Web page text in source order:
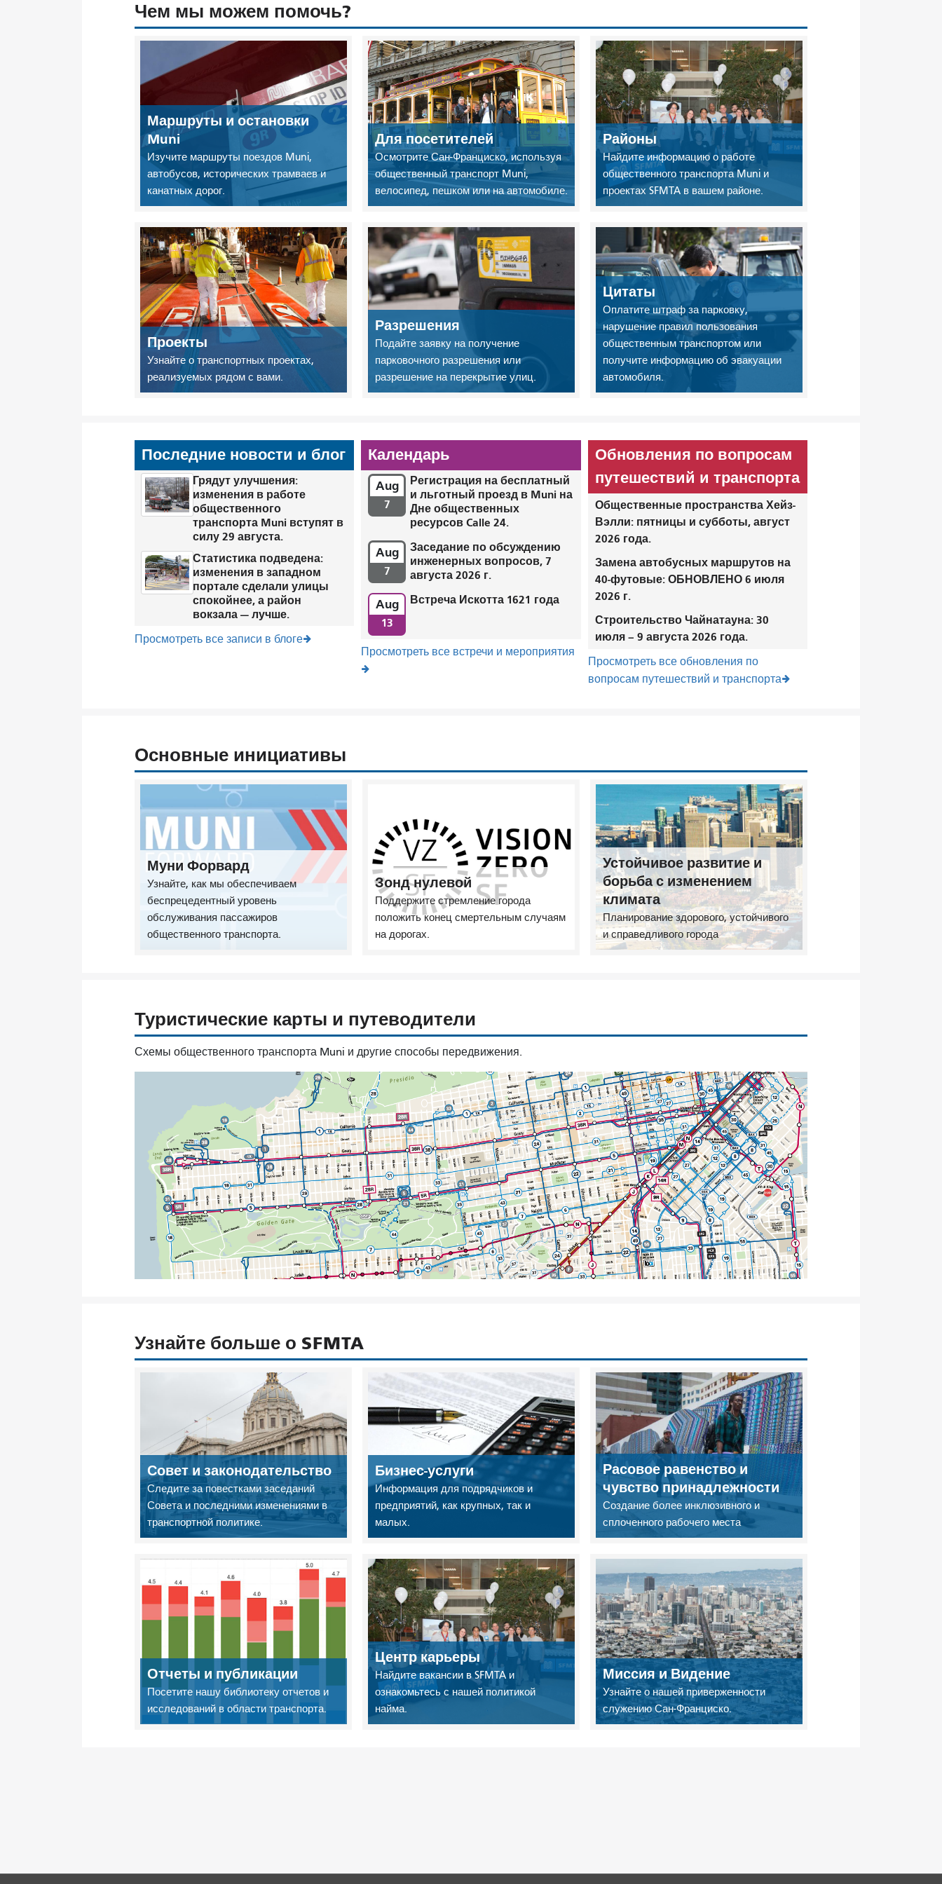
Чем мы можем помочь?
Маршруты и остановки
Muni
Изучите маршруты поездов Muni,
автобусов, исторических трамваев и
канатных дорог.
Для посетителей
Осмотрите Сан-Франциско, используя
общественный транспорт Muni,
велосипед, пешком или на автомобиле.
Районы
Найдите информацию о работе
общественного транспорта Muni и
проектах SFMTA в вашем районе.
Проекты
Узнайте о транспортных проектах,
реализуемых рядом с вами.
Разрешения
Подайте заявку на получение
парковочного разрешения или
разрешение на перекрытие улиц.
Цитаты
Оплатите штраф за парковку,
нарушение правил пользования
общественным транспортом или
получите информацию об эвакуации
автомобиля.
Последние новости и блог
Грядут улучшения:
изменения в работе
общественного
транспорта Muni вступят в
силу 29 августа.
Статистика подведена:
изменения в западном
портале сделали улицы
спокойнее, а район
вокзала — лучше.
Просмотреть все записи в блоге
Календарь
Aug
7
Регистрация на бесплатный
и льготный проезд в Muni на
Дне общественных
ресурсов Calle 24.
Aug
7
Заседание по обсуждению
инженерных вопросов, 7
августа 2026 г.
Aug
13
Встреча Искотта 1621 года
Просмотреть все встречи и мероприятия
Обновления по вопросам
путешествий и транспорта
Общественные пространства Хейз-
Вэлли: пятницы и субботы, август
2026 года.
Замена автобусных маршрутов на
40-футовые: ОБНОВЛЕНО 6 июля
2026 г.
Строительство Чайнатауна: 30
июля – 9 августа 2026 года.
Просмотреть все обновления по
вопросам путешествий и транспорта
Основные инициативы
Муни Форвард
Узнайте, как мы обеспечиваем
беспрецедентный уровень
обслуживания пассажиров
общественного транспорта.
Зонд нулевой
Поддержите стремление города
положить конец смертельным случаям
на дорогах.
Устойчивое развитие и
борьба с изменением
климата
Планирование здорового, устойчивого
и справедливого города
Туристические карты и путеводители
Схемы общественного транспорта Muni и другие способы передвижения.
Узнайте больше о SFMTA
Совет и законодательство
Следите за повестками заседаний
Совета и последними изменениями в
транспортной политике.
Бизнес-услуги
Информация для подрядчиков и
предприятий, как крупных, так и
малых.
Расовое равенство и
чувство принадлежности
Создание более инклюзивного и
сплоченного рабочего места
Отчеты и публикации
Посетите нашу библиотеку отчетов и
исследований в области транспорта.
Центр карьеры
Найдите вакансии в SFMTA и
ознакомьтесь с нашей политикой
найма.
Миссия и Видение
Узнайте о нашей приверженности
служению Сан-Франциско.